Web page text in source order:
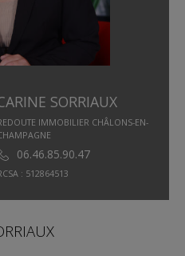
SORRIAUX
IMMOBILIER CHÂLONS-EN-
06.46.85.90.47
: 512864513